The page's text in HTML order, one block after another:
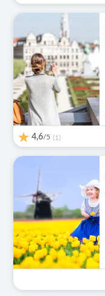
4,6/5 (1)